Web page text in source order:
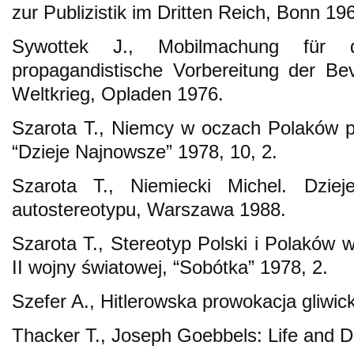
zur Publizistik im Dritten Reich, Bonn
Sywottek J., Mobilmachung
propagandistische Vorbereitung der
Weltkrieg, Opladen 1976.
Szarota T., Niemcy w oczach Polaków
“Dzieje Najnowsze” 1978, 10, 2.
Szarota T., Niemiecki Michel.
autostereotypu, Warszawa 1988.
Szarota T., Stereotyp Polski i Polaków
II wojny światowej, “Sobótka” 1978, 2.
Szefer A., Hitlerowska prowokacja
Thacker T., Joseph Goebbels: Life and